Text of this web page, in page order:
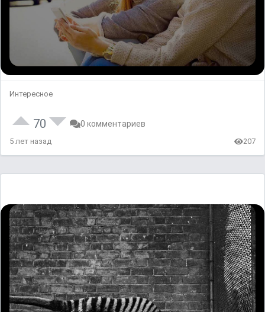
Интересное
70 0 комментариев
5 лет назад 207